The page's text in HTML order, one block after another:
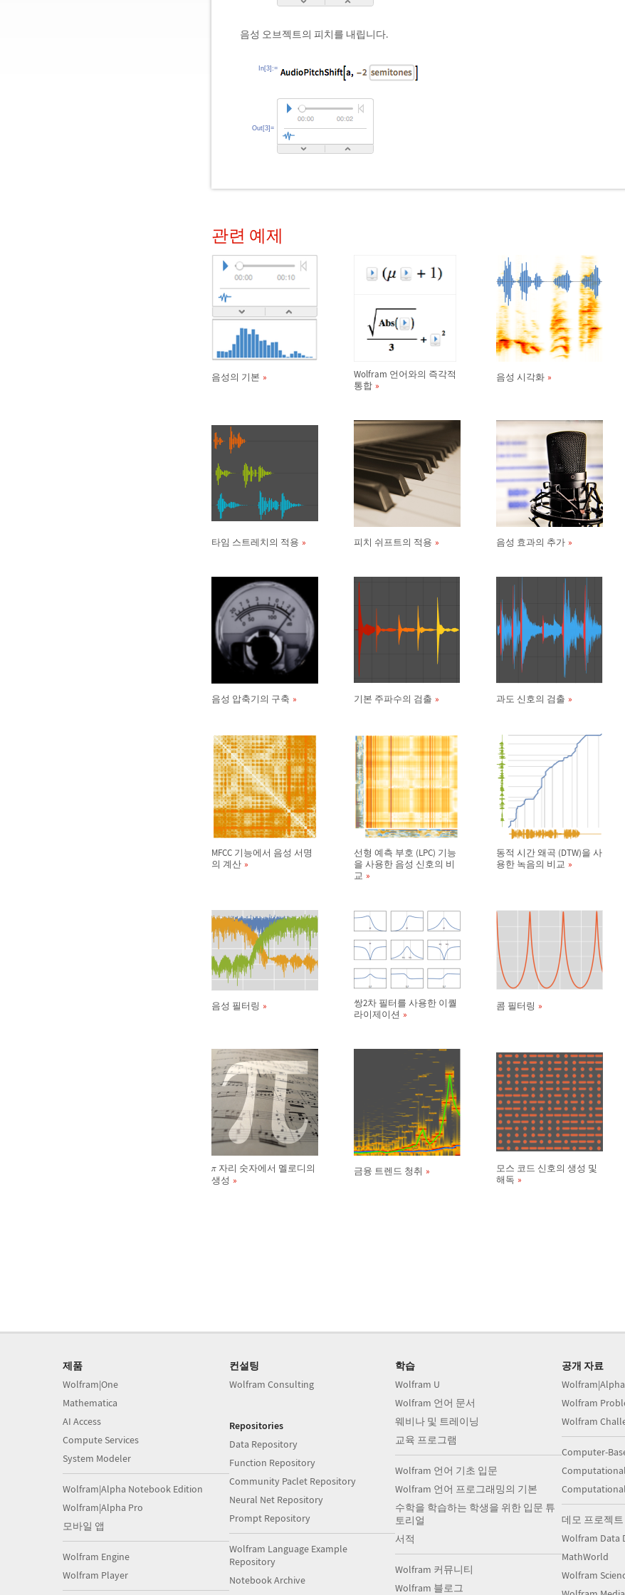
음성 오브젝트의 피치를 내립니다.
In[3]:=
Out[3]=
관련 예제
음성의 기본
Wolfram 언어와의 즉각적
통합
음성 시각화
타임 스트레치의 적용 피치 쉬프트의 적용 음성 효과의 추가
음성 압축기의 구축 기본 주파수의 검출 과도 신호의 검출
MFCC 기능에서 음성 서명
의 계산
선형 예측 부호 (LPC) 기능
을 사용한 음성 신호의 비
교
동적 시간 왜곡 (DTW)을 사
용한 녹음의 비교
음성 필터링
쌍2차 필터를 사용한 이퀄
라이제이션
콤 필터링
π 자리 숫자에서 멜로디의
생성
금융 트렌드 청취
모스 코드 신호의 생성 및
해독
제품
Wolfram|One
Mathematica
AI Access
Compute Services
System Modeler
Wolfram|Alpha Notebook Edition
Wolfram|Alpha Pro
모바일 앱
Wolfram Engine
Wolfram Player
컨설팅
Wolfram Consulting
Repositories
Data Repository
Function Repository
Community Paclet Repository
Neural Net Repository
Prompt Repository
Wolfram Language Example
Repository
Notebook Archive
학습
Wolfram U
Wolfram 언어 문서
웨비나 및 트레이닝
교육 프로그램
Wolfram 언어 기초 입문
Wolfram 언어 프로그래밍의 기본
수학을 학습하는 학생을 위한 입문 튜
토리얼
서적
Wolfram 커뮤니티
Wolfram 블로그
공개 자료
Wolfram|Alpha
Wolfram
Wolfram
Computer-
데모 프로젝트
Wolfram Data
MathWorld
Wolfram